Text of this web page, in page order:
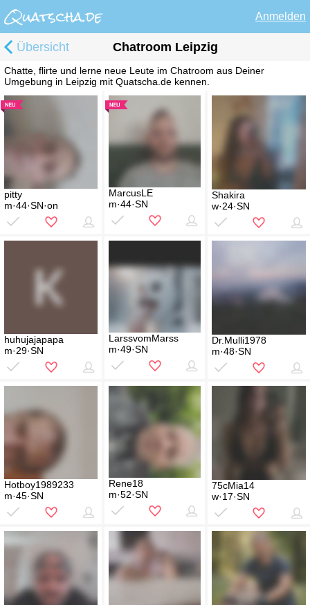
Anmelden
Übersicht Chatroom Leipzig
Chatte, flirte und lerne neue Leute im Chatroom aus Deiner
Umgebung in Leipzig mit Quatscha.de kennen.
pitty
m·44·SN·on
MarcusLE
m·44·SN
Shakira
w·24·SN
huhujajapapa
m·29·SN
LarssvomMarss
m·49·SN
Dr.Mulli1978
m·48·SN
Hotboy1989233
m·45·SN
Rene18
m·52·SN
75cMia14
w·17·SN